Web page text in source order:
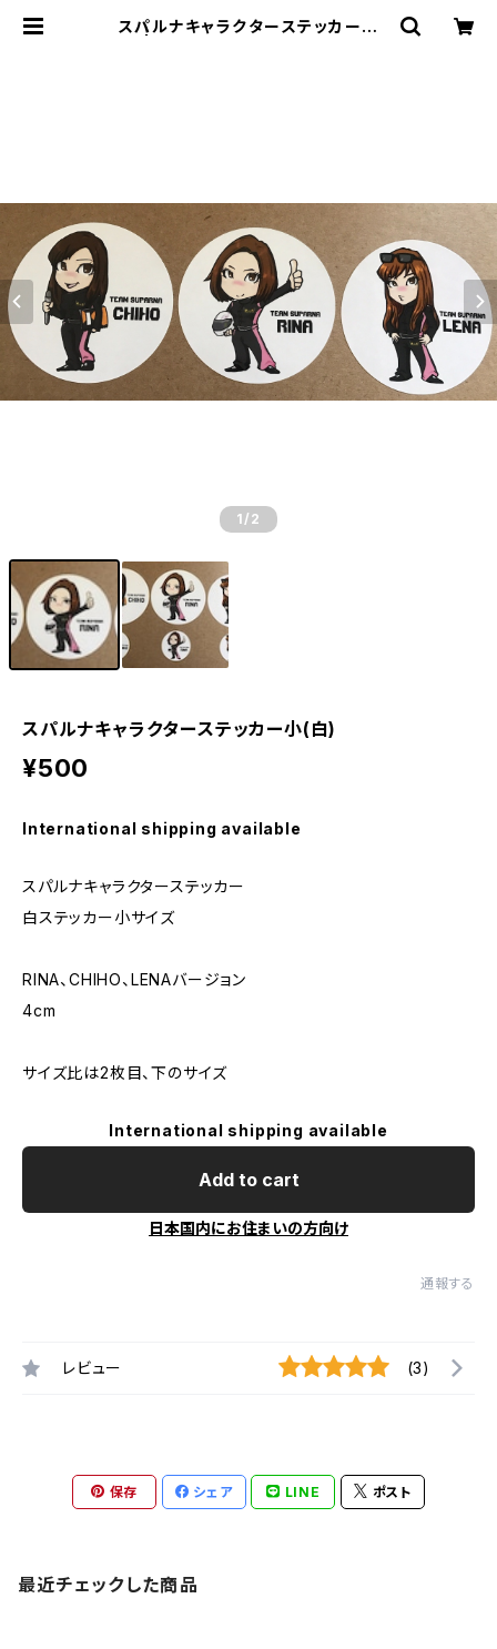
スパルナキャラクターステッカー小
1 /2
スパルナキャラクターステッカー小(白)
¥500
International shipping available
スパルナキャラクターステッカー
白ステッカー小サイズ
RINA、CHIHO、LENAバージョン
4cm
サイズ比は2枚目、下のサイズ
International shipping available
Add to cart
日本国内にお住まいの方向け
通報する
レビュー (3)
保存 シェア LINE ポスト
最近チェックした商品